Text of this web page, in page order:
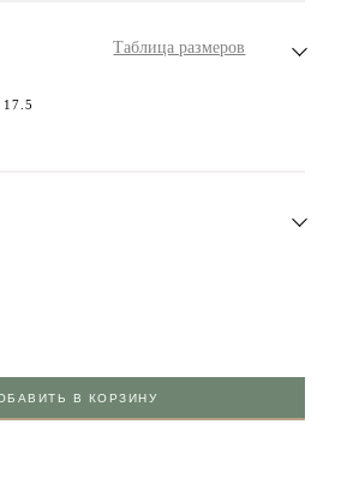
Таблица размеров
17.5
В КОРЗИНУ